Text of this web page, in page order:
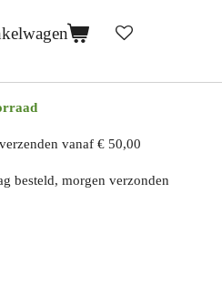
vanaf € 50,00
besteld, morgen verzonden